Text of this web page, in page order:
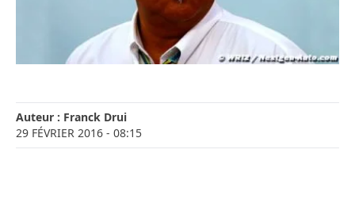
Auteur : Franck Drui
29 FÉVRIER 2016 - 08:15